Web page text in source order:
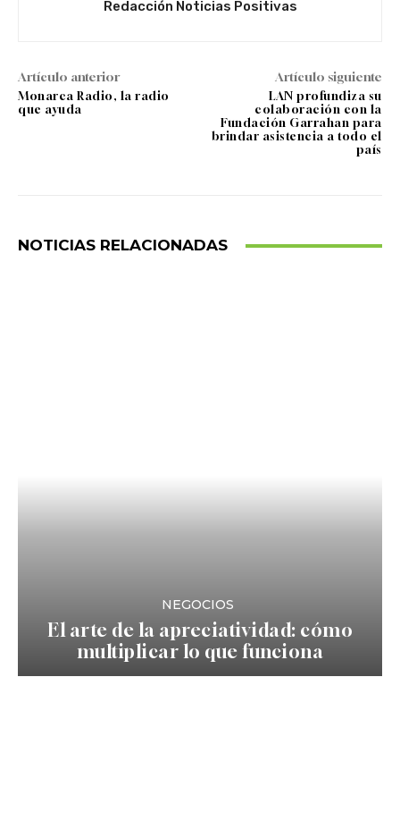
Redacción Noticias Positivas
Artículo anterior
Monarca Radio, la radio
que ayuda
Artículo siguiente
LAN profundiza su
colaboración con la
Fundación Garrahan para
brindar asistencia a todo el
país
NOTICIAS RELACIONADAS
NEGOCIOS
El arte de la apreciatividad: cómo
multiplicar lo que funciona